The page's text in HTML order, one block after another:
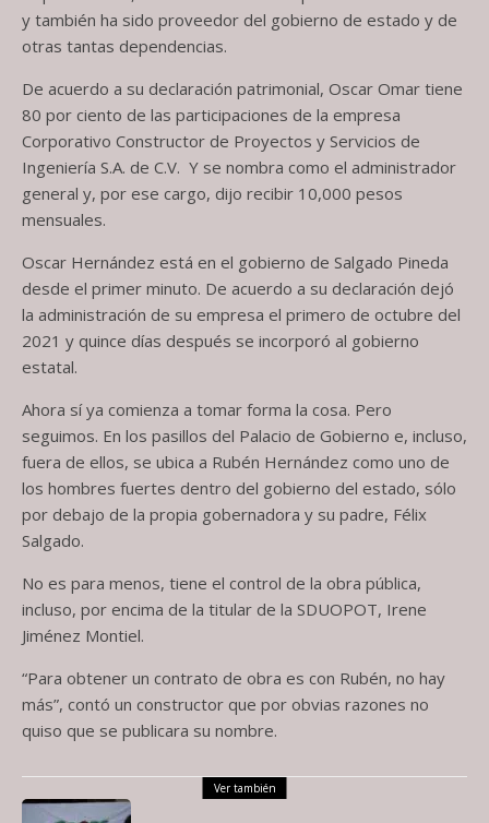
y también ha sido proveedor del gobierno de estado y de
otras tantas dependencias.
De acuerdo a su declaración patrimonial, Oscar Omar tiene
80 por ciento de las participaciones de la empresa
Corporativo Constructor de Proyectos y Servicios de
Ingeniería S.A. de C.V. Y se nombra como el administrador
general y, por ese cargo, dijo recibir 10,000 pesos
mensuales.
Oscar Hernández está en el gobierno de Salgado Pineda
desde el primer minuto. De acuerdo a su declaración dejó
la administración de su empresa el primero de octubre del
2021 y quince días después se incorporó al gobierno
estatal.
Ahora sí ya comienza a tomar forma la cosa. Pero
seguimos. En los pasillos del Palacio de Gobierno e, incluso,
fuera de ellos, se ubica a Rubén Hernández como uno de
los hombres fuertes dentro del gobierno del estado, sólo
por debajo de la propia gobernadora y su padre, Félix
Salgado.
No es para menos, tiene el control de la obra pública,
incluso, por encima de la titular de la SDUOPOT, Irene
Jiménez Montiel.
“Para obtener un contrato de obra es con Rubén, no hay
más”, contó un constructor que por obvias razones no
quiso que se publicara su nombre.
Ver también